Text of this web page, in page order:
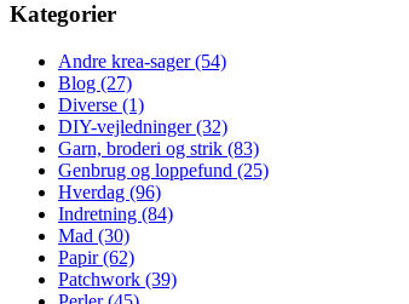
Kategorier
Andre krea-sager(54)
Blog (27)
Diverse (1)
DIY-vejledninger(32)
Garn, broderi og strik (83)
Genbrug og loppefund (25)
Hverdag (96)
Indretning (84)
Mad (30)
Papir(62)
Patchwork (39)